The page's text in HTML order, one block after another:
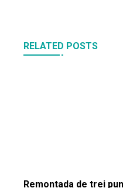
RELATED POSTS
Remontada de trei